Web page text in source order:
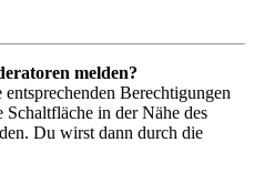
melden?
Berechtigungen
Schaltfläche in der Nähe des
Du wirst dann durch die